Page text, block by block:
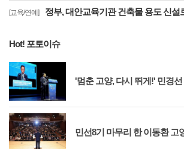
[교육/연예] 정부, 대안교육기관 건축물 용도 신설로 학습권 보장
Hot! 포토이슈
'멈춘 고양, 다시 뛰게!' 민경
민선8기 마무리 한 이동환 고